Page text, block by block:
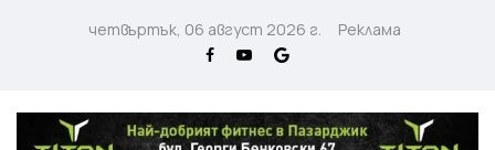
четвъртък, 06 август 2026 г. Реклама